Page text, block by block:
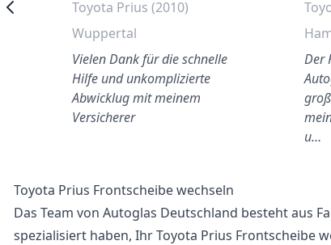
Toyota Prius (2010)
Wuppertal
Vielen Dank für die schnelle
Hilfe und unkomplizierte
Abwicklug mit meinem
Versicherer
Der
u…
Toyota Prius Frontscheibe wechseln
Das Team von Autoglas Deutschland besteht aus
spezialisiert haben, Ihr Toyota Prius Frontscheibe